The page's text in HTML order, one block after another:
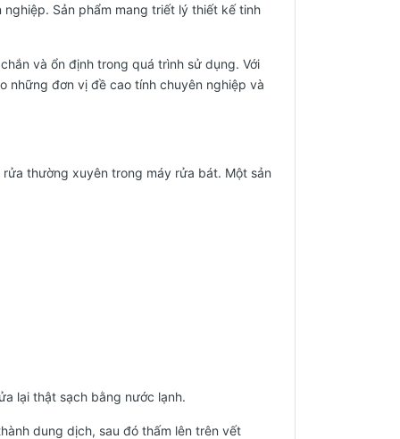
Sản phẩm mang triết lý thiết kế tinh
và ổn định trong quá trình sử dụng. Với
những đơn vị đề cao tính chuyên nghiệp và
thường xuyên trong máy rửa bát. Một sản
lại thật sạch bằng nước lạnh.
dung dịch, sau đó thấm lên trên vết